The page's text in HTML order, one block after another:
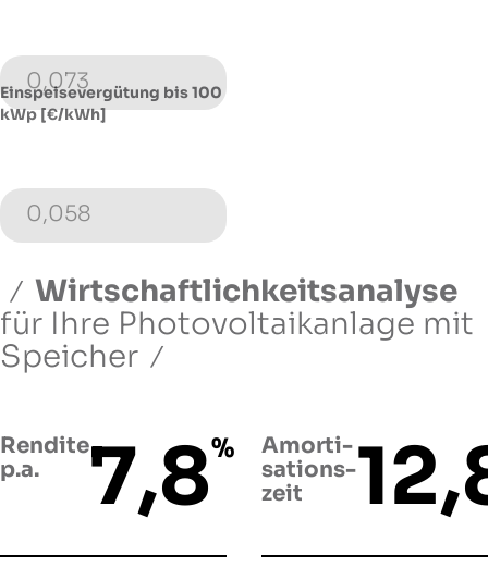
0,073
Einspeisevergütung bis 100
kWp [€/kWh]
0,058
Wirtschaftlichkeitsanalyse
für Ihre Photovoltaikanlage mit
Speicher
Rendite
p.a.
7,8%
Amorti­
sations­
zeit